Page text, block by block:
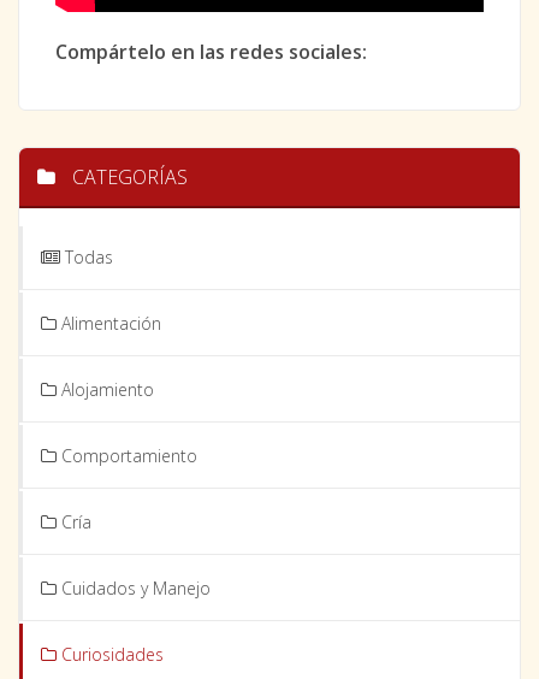
Compártelo en las redes sociales:
CATEGORÍAS
Todas
Alimentación
Alojamiento
Comportamiento
Cría
Cuidados y Manejo
Curiosidades